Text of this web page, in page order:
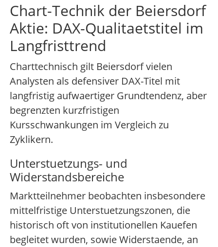
Chart-Technik der Beiersdorf
Aktie: DAX-Qualitaetstitel im
Langfristtrend
Charttechnisch gilt Beiersdorf vielen
Analysten als defensiver DAX-Titel mit
langfristig aufwaertiger Grundtendenz, aber
begrenzten kurzfristigen
Kursschwankungen im Vergleich zu
Zyklikern.
Unterstuetzungs- und
Widerstandsbereiche
Marktteilnehmer beobachten insbesondere
mittelfristige Unterstuetzungszonen, die
historisch oft von institutionellen Kauefen
begleitet wurden, sowie Widerstaende, an